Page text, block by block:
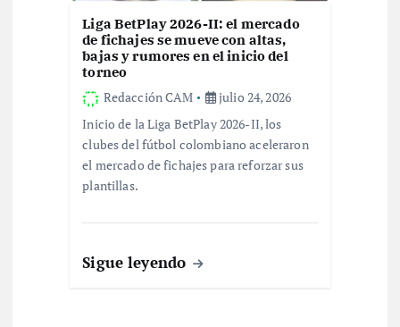
Liga BetPlay 2026-II: el mercado
de fichajes se mueve con altas,
bajas y rumores en el inicio del
torneo
Redacción CAM
julio 24, 2026
Inicio de la Liga BetPlay 2026-II, los
clubes del fútbol colombiano aceleraron
el mercado de fichajes para reforzar sus
plantillas.
Sigue leyendo